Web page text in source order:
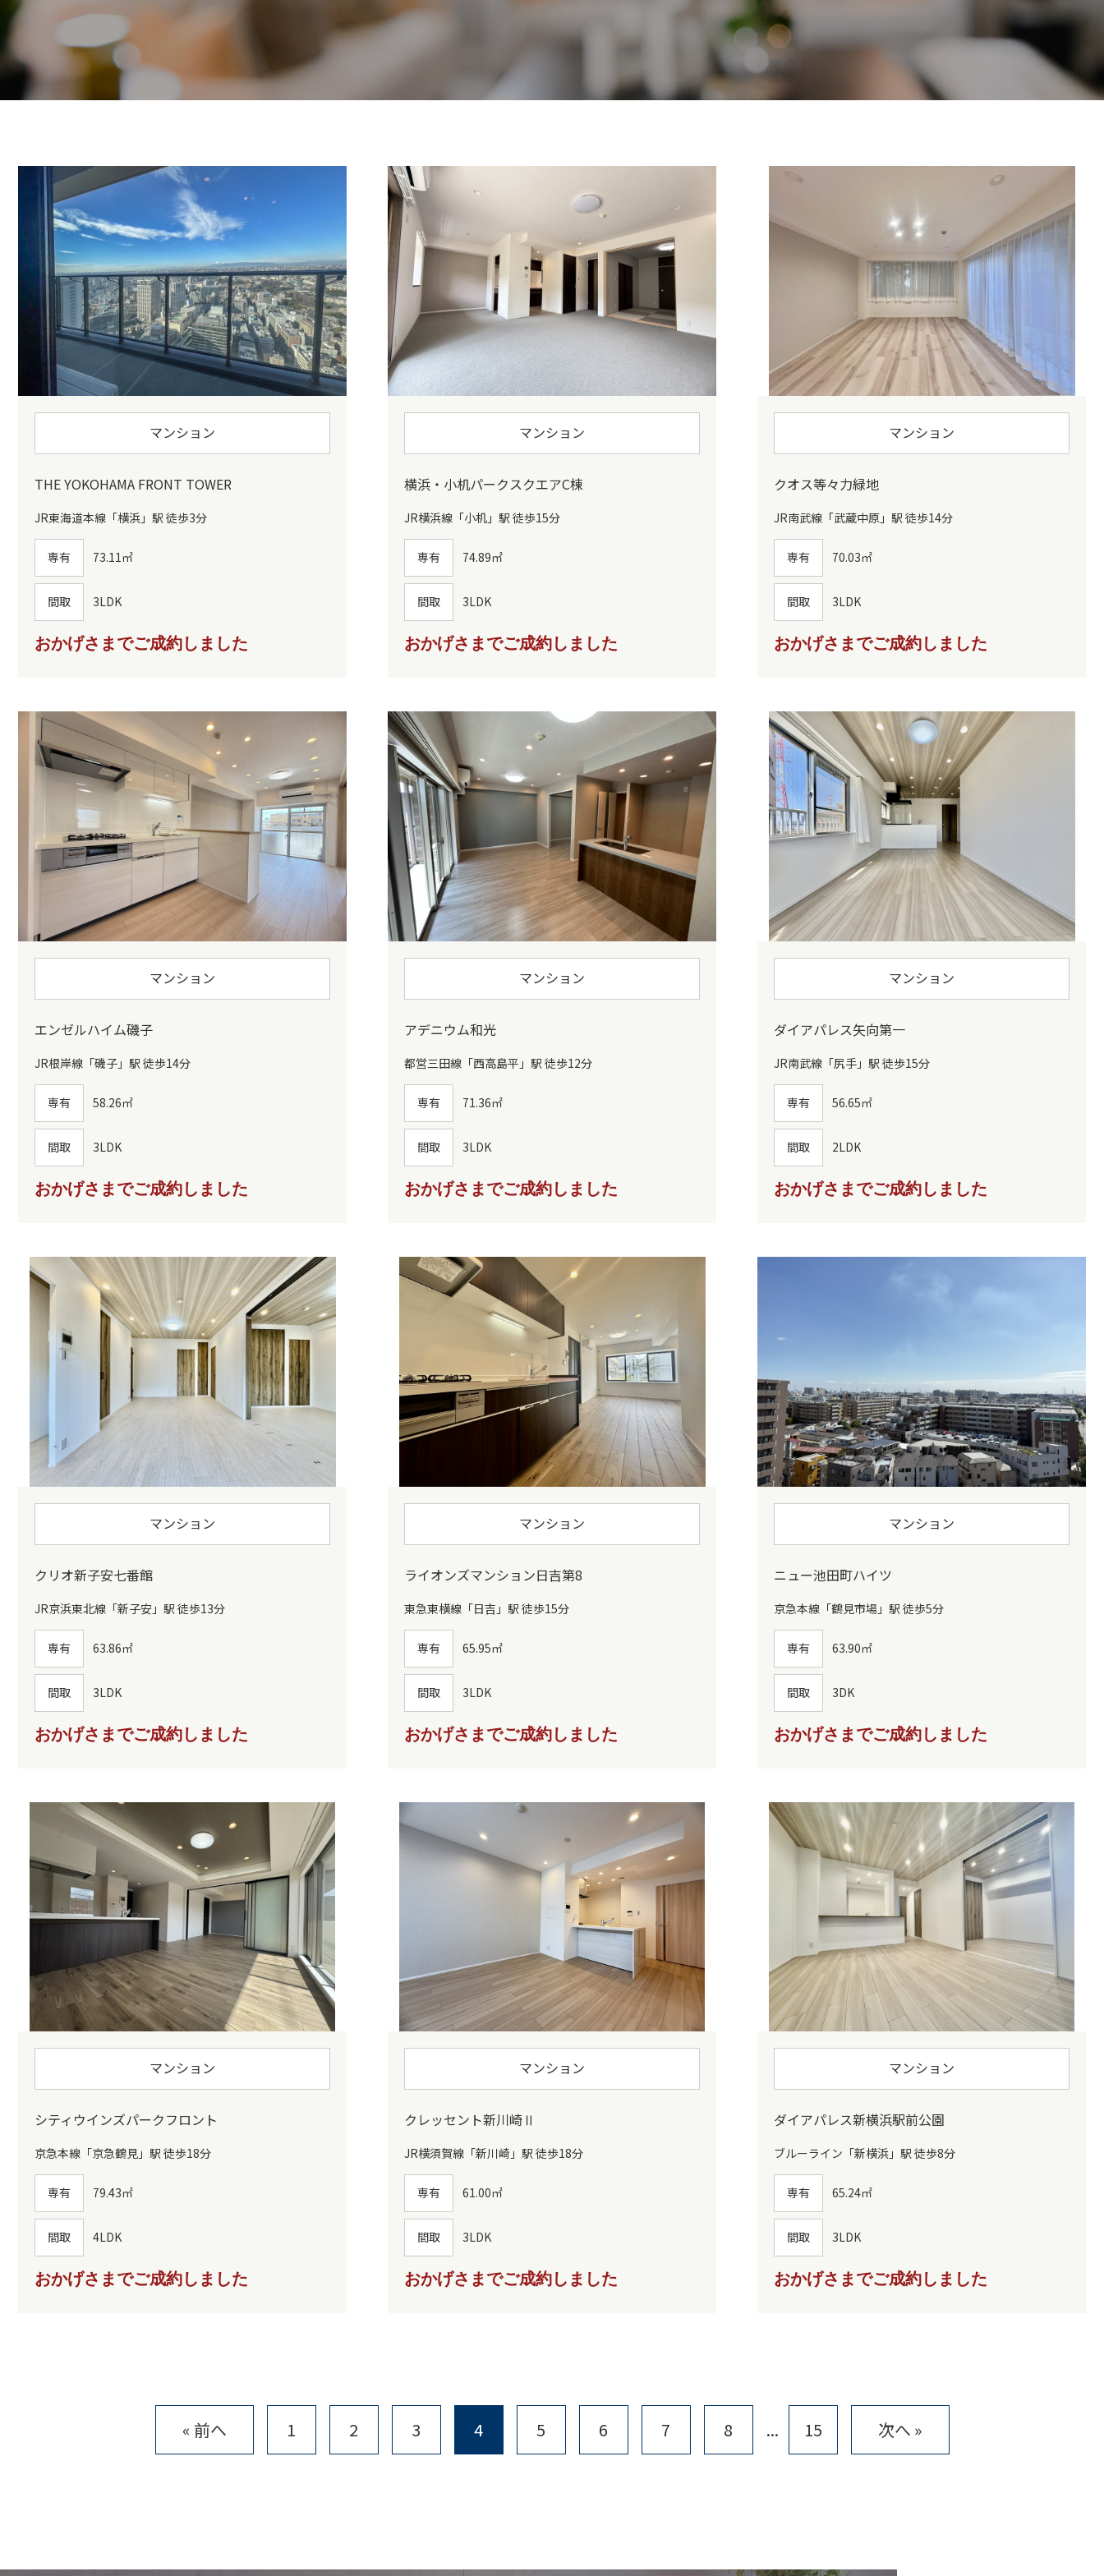
マンション
THE YOKOHAMA FRONT TOWER
JR東海道本線「横浜」駅 徒歩3分
専有 73.11㎡
間取 3LDK
おかげさまでご成約しました
マンション
横浜・小机パークスクエアC棟
JR横浜線「小机」駅 徒歩15分
専有 74.89㎡
間取 3LDK
おかげさまでご成約しました
マンション
クオス等々力緑地
JR南武線「武蔵中原」駅 徒歩14分
専有 70.03㎡
間取 3LDK
おかげさまでご成約しました
マンション
エンゼルハイム磯子
JR根岸線「磯子」駅 徒歩14分
専有 58.26㎡
間取 3LDK
おかげさまでご成約しました
マンション
アデニウム和光
都営三田線「西高島平」駅 徒歩12分
専有 71.36㎡
間取 3LDK
おかげさまでご成約しました
マンション
ダイアパレス矢向第一
JR南武線「尻手」駅 徒歩15分
専有 56.65㎡
間取 2LDK
おかげさまでご成約しました
マンション
クリオ新子安七番館
JR京浜東北線「新子安」駅 徒歩13分
専有 63.86㎡
間取 3LDK
おかげさまでご成約しました
マンション
ライオンズマンション日吉第8
東急東横線「日吉」駅 徒歩15分
専有 65.95㎡
間取 3LDK
おかげさまでご成約しました
マンション
ニュー池田町ハイツ
京急本線「鶴見市場」駅 徒歩5分
専有 63.90㎡
間取 3DK
おかげさまでご成約しました
マンション
シティウインズパークフロント
京急本線「京急鶴見」駅 徒歩18分
専有 79.43㎡
間取 4LDK
おかげさまでご成約しました
マンション
クレッセント新川崎Ⅱ
JR横須賀線「新川崎」駅 徒歩18分
専有 61.00㎡
間取 3LDK
おかげさまでご成約しました
マンション
ダイアパレス新横浜駅前公園
ブルーライン「新横浜」駅 徒歩8分
専有 65.24㎡
間取 3LDK
おかげさまでご成約しました
« 前へ 1 2 3 4 5 6 7 8 ... 15 次へ »